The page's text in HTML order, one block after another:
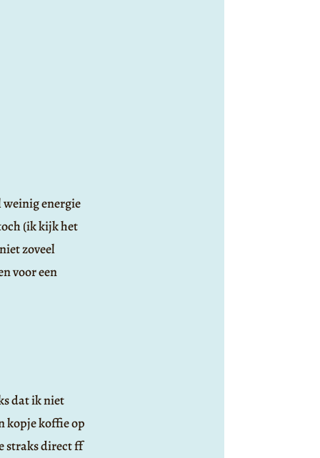
weinig energie
(ik kijk het
zoveel
voor een
dat ik niet
kopje koffie op
straks direct ff